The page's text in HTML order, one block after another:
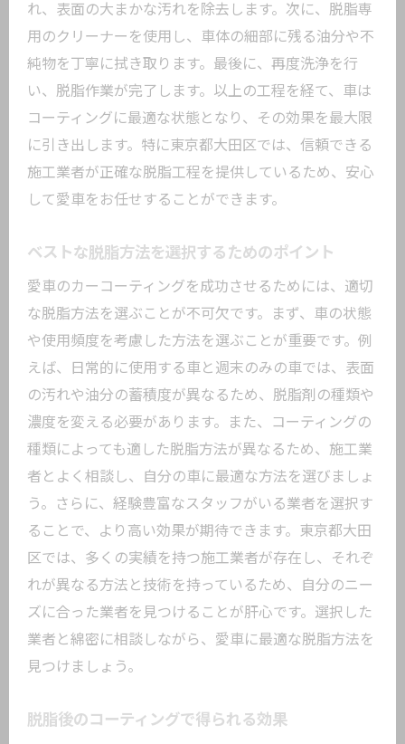
れ、表面の大まかな汚れを除去します。次に、脱脂専
用のクリーナーを使用し、車体の細部に残る油分や不
純物を丁寧に拭き取ります。最後に、再度洗浄を行
い、脱脂作業が完了します。以上の工程を経て、車は
コーティングに最適な状態となり、その効果を最大限
に引き出します。特に東京都大田区では、信頼できる
施工業者が正確な脱脂工程を提供しているため、安心
して愛車をお任せすることができます。
ベストな脱脂方法を選択するためのポイント
愛車のカーコーティングを成功させるためには、適切
な脱脂方法を選ぶことが不可欠です。まず、車の状態
や使用頻度を考慮した方法を選ぶことが重要です。例
えば、日常的に使用する車と週末のみの車では、表面
の汚れや油分の蓄積度が異なるため、脱脂剤の種類や
濃度を変える必要があります。また、コーティングの
種類によっても適した脱脂方法が異なるため、施工業
者とよく相談し、自分の車に最適な方法を選びましょ
う。さらに、経験豊富なスタッフがいる業者を選択す
ることで、より高い効果が期待できます。東京都大田
区では、多くの実績を持つ施工業者が存在し、それぞ
れが異なる方法と技術を持っているため、自分のニー
ズに合った業者を見つけることが肝心です。選択した
業者と綿密に相談しながら、愛車に最適な脱脂方法を
見つけましょう。
脱脂後のコーティングで得られる効果